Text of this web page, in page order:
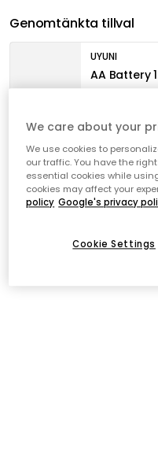
Genomtänkta tillval
UYUNI
AA Battery
Ilmainen toimitus yli
Nopeat ja joustavat
Avoin palautusoikeus
We care about your
We use cookies to
our traffic. You have the
essential cookies while
cookies may affect your
policy Google's privacy
Cookie Settings